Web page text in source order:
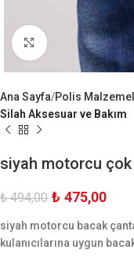
Büyük Göster
Ana Sayfa Polis
Silah Aksesuar ve Bakım
siyah motorcu
₺494,00 ₺ 475,00
siyah motorcu bacak
kulanıcılarına uygun